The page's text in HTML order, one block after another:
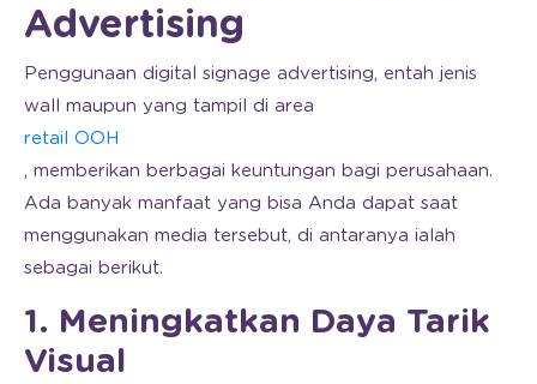
Advertising
Penggunaan digital signage advertising, entah jenis
wall maupun yang tampil di area
retail OOH
, memberikan berbagai keuntungan bagi perusahaan.
Ada banyak manfaat yang bisa Anda dapat saat
menggunakan media tersebut, di antaranya ialah
sebagai berikut.
1. Meningkatkan Daya Tarik
Visual